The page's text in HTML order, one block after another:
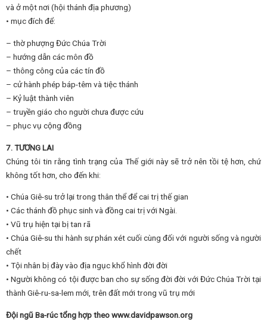
và ở một nơi (hội thánh địa phương)
• mục đích để:
– thờ phượng Đức Chúa Trời
– hướng dẫn các môn đồ
– thông công của các tín đồ
– cử hành phép báp-têm và tiệc thánh
– Kỷ luật thành viên
– truyền giáo cho người chưa được cứu
– phục vụ cộng đồng
7. TƯƠNG LAI
Chúng tôi tin rằng tình trạng của Thế giới này sẽ trở nên tồi tệ hơn, chứ
không tốt hơn, cho đến khi:
• Chúa Giê-su trở lại trong thân thể để cai trị thế gian
• Các thánh đồ phục sinh và đồng cai trị với Ngài.
• Vũ trụ hiện tại bị tan rã
• Chúa Giê-su thi hành sự phán xét cuối cùng đối với người sống và người
chết
• Tội nhân bị đày vào địa ngục khổ hình đời đời
• Người không có tội được ban cho sự sống đời đời với Đức Chúa Trời tại
thành Giê-ru-sa-lem mới, trên đất mới trong vũ trụ mới
Đội ngũ Ba-rúc tổng hợp theo www.davidpawson.org